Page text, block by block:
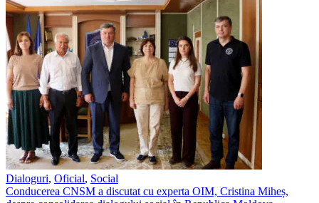
Dialoguri, Oficial, Social
Conducerea CNSM a discutat cu experta OIM, Cristina Miheș,